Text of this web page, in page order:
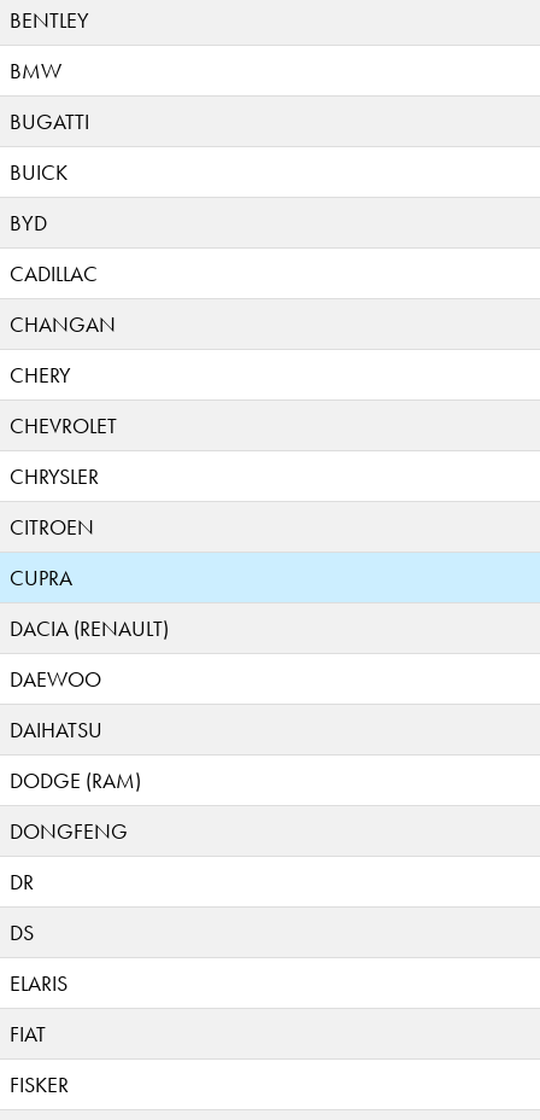
BENTLEY
BMW
BUGATTI
BUICK
BYD
CADILLAC
CHANGAN
CHERY
CHEVROLET
CHRYSLER
CITROEN
CUPRA
DACIA (RENAULT)
DAEWOO
DAIHATSU
DODGE (RAM)
DONGFENG
DR
DS
ELARIS
FIAT
FISKER